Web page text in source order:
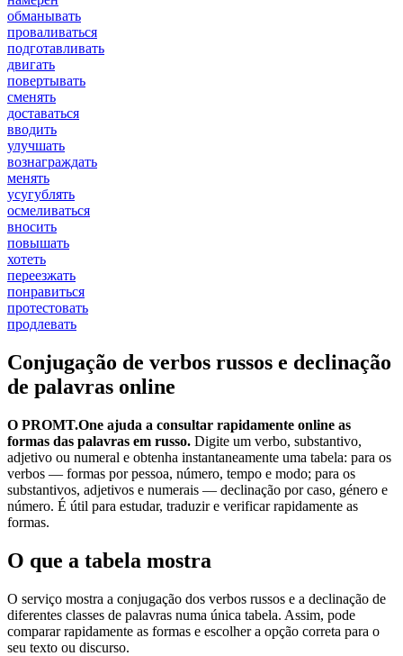
обманывать
проваливаться
подготавливать
двигать
повертывать
сменять
доставаться
вводить
улучшать
вознаграждать
менять
усугублять
осмеливаться
вносить
повышать
хотеть
переезжать
понравиться
протестовать
продлевать
Conjugação de verbos russos e declinação
de palavras online
O PROMT.One ajuda a consultar rapidamente online as
formas das palavras em russo. Digite um verbo, substantivo,
adjetivo ou numeral e obtenha instantaneamente uma tabela: para os
verbos — formas por pessoa, número, tempo e modo; para os
substantivos, adjetivos e numerais — declinação por caso, género e
número. É útil para estudar, traduzir e verificar rapidamente as
formas.
O que a tabela mostra
O serviço mostra a conjugação dos verbos russos e a declinação de
diferentes classes de palavras numa única tabela. Assim, pode
comparar rapidamente as formas e escolher a opção correta para o
seu texto ou discurso.